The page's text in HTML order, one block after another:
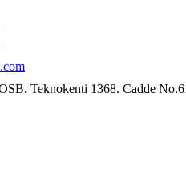
Teknokenti 1368. Cadde